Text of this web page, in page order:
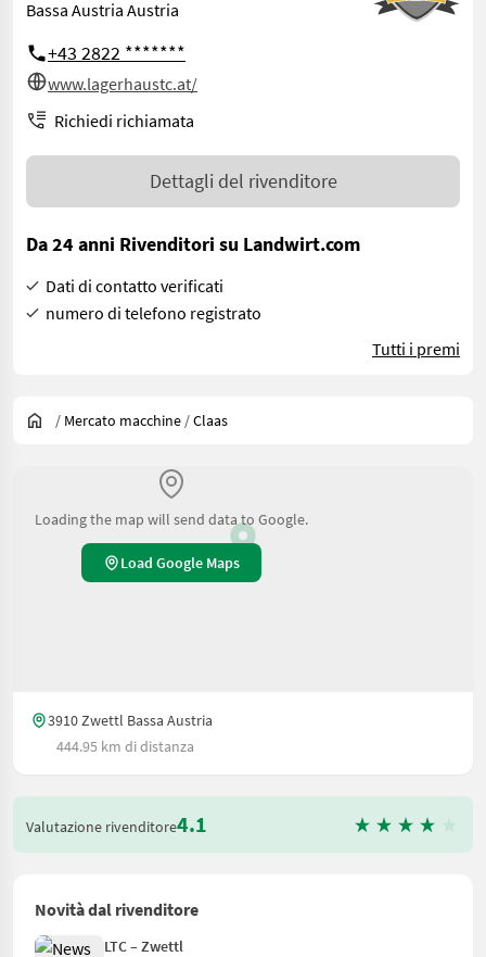
Bassa Austria Austria
+43 2822 *******
www.lagerhaustc.at/
Richiedi richiamata
Dettagli del rivenditore
Da 24 anni Rivenditori su Landwirt.com
Dati di contatto verificati
numero di telefono registrato
Tutti i premi
/ Mercato macchine /Claas
Loading the map will send data to Google.
Load Google Maps
3910 Zwettl Bassa Austria
444.95 km di distanza
Valutazione rivenditore4.1
Novità dal rivenditore
LTC – Zwettl